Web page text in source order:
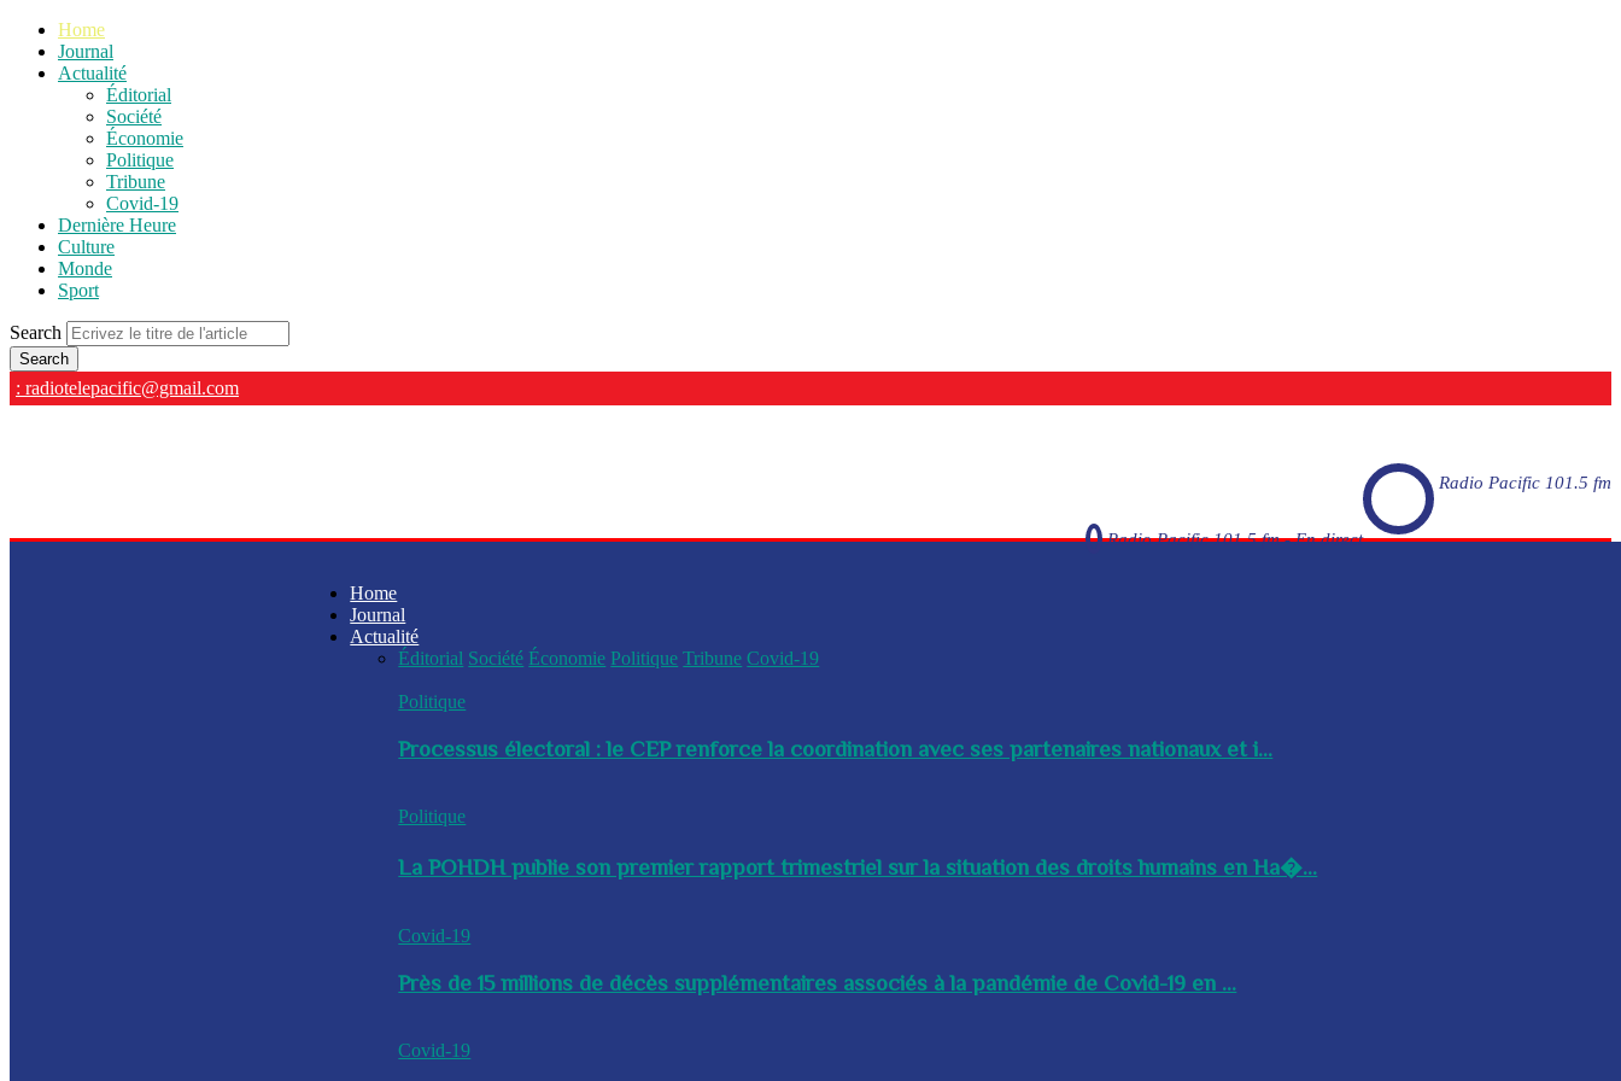
Home
Journal
Actualité
Éditorial
Société
Économie
Politique
Tribune
Covid-19
Dernière Heure
Culture
Monde
Sport
Search
: radiotelepacific@gmail.com
Radio Pacific 101.5 fm
Radio Pacific 101.5 fm - En direct
Home
Journal
Actualité
Éditorial Société Économie Politique Tribune Covid-19
Politique
Processus électoral : le CEP renforce la coordination avec ses partenaires nationaux et i...
Politique
La POHDH publie son premier rapport trimestriel sur la situation des droits humains en Ha�...
Covid-19
Près de 15 millions de décès supplémentaires associés à la pandémie de Covid-19 en ...
Covid-19